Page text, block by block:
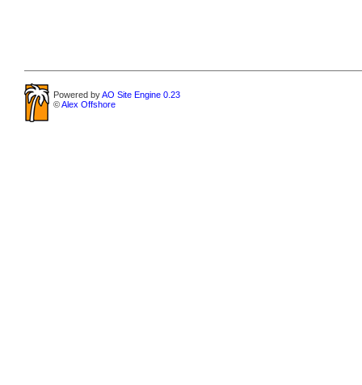
Powered byAO Site Engine 0.23
©Alex Offshore